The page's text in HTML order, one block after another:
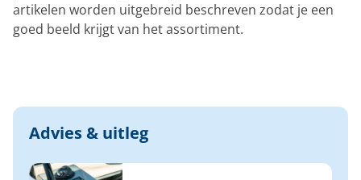
artikelen worden uitgebreid beschreven zodat je een
goed beeld krijgt van het assortiment.
Advies & uitleg